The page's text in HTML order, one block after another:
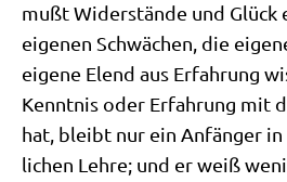
mußt Wider­stän­de und Glück
eige­nen Schwä­chen, die
eige­ne Elend aus Erfah­rung
Kennt­nis oder Erfah­rung mit
hat, bleibt nur ein Anfän­ger
li­chen Leh­re; und er weiß